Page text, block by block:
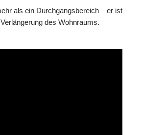
als ein Durchgangsbereich – er ist
des Wohnraums.